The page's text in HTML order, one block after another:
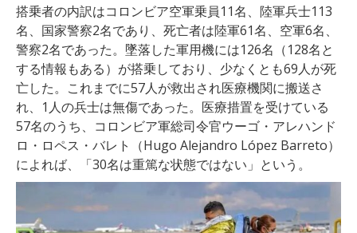
搭乗者の内訳はコロンビア空軍乗員11名、陸軍兵士113
名、国家警察2名であり、死亡者は陸軍61名、空軍6名、
警察2名であった。墜落した軍用機には126名（128名と
する情報もある）が搭乗しており、少なくとも69人が死
亡した。これまでに57人が救出され医療機関に搬送さ
れ、1人の兵士は無傷であった。医療措置を受けている
57名のうち、コロンビア軍総司令官ウーゴ・アレハンド
ロ・ロペス・バレト（Hugo Alejandro López Barreto）
によれば、「30名は重篤な状態ではない」という。